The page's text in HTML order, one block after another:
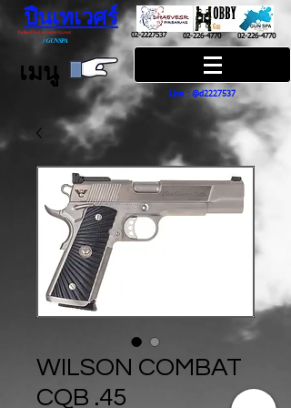
ปืนเทเวศร์
ปืนฮ๊อบบี้ กันส์ HOBBY GUNS
/GUN SPA
02-2227537 02-226-4770 02-226-4770
เมนู
Line : @d2227537
WILSON COMBAT
CQB .45